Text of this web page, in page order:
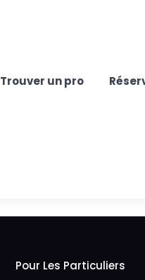
Trouver un pro
Pour Les Particuliers